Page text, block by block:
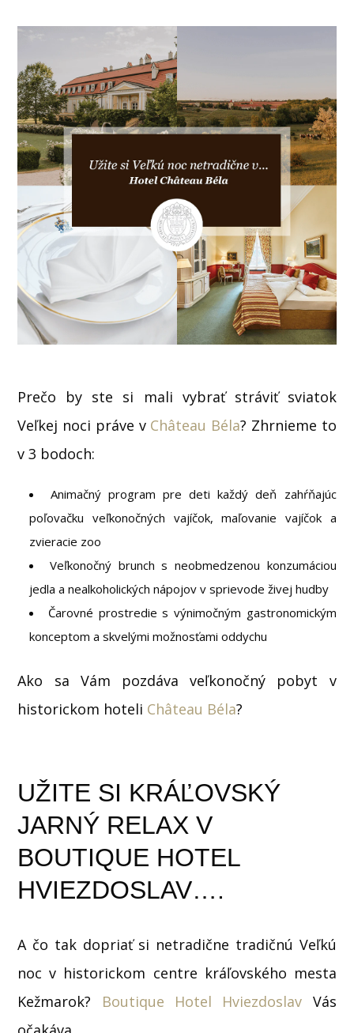
Prečo by ste si mali vybrať stráviť sviatok
Veľkej noci práve v Château Béla? Zhrnieme to
v 3 bodoch:
Animačný program pre deti každý deň zahŕňajúc
poľovačku veľkonočných vajíčok, maľovanie vajíčok a
zvieracie zoo
Veľkonočný brunch s neobmedzenou konzumáciou
jedla a nealkoholických nápojov v sprievode živej hudby
Čarovné prostredie s výnimočným gastronomickým
konceptom a skvelými možnosťami oddychu
Ako sa Vám pozdáva veľkonočný pobyt v
historickom hoteli Château Béla?
UŽITE SI KRÁĽOVSKÝ
JARNÝ RELAX V
BOUTIQUE HOTEL
HVIEZDOSLAV….
A čo tak dopriať si netradične tradičnú Veľkú
noc v historickom centre kráľovského mesta
Kežmarok? Boutique Hotel Hviezdoslav Vás